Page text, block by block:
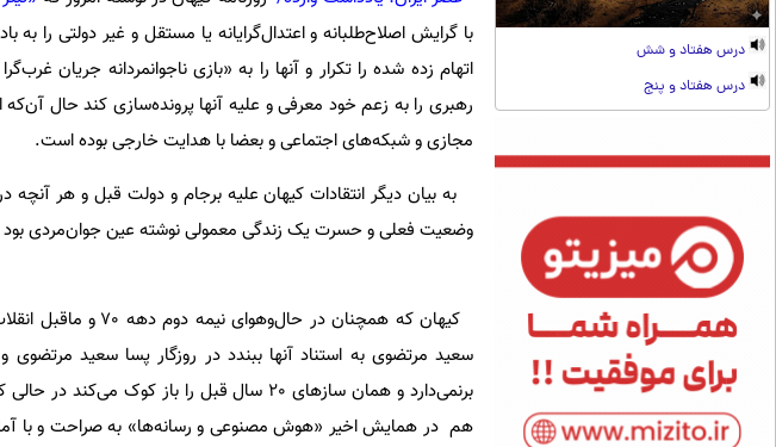
درس هفتاد و شش
درس هفتاد و پنج
با گرایش اصلاح‌طلبانه و اعتدال‌گرایانه یا مستقل و غیر دولتی را به
اتهام زده شده را تکرار و آنها را به «بازی ناجوانمردانه جریان
رهبری را به زعم خود معرفی و علیه آنها پرونده‌سازی کند حال
مجازی و شبکه‌های اجتماعی و بعضا با هدایت خارجی بوده است.
به بیان دیگر انتقادات کیهان علیه برجام و دولت قبل و هر
وضعیت فعلی و حسرت یک زندگی معمولی نوشته عین‌ جوان‌مردی بود
کیهان که همچنان در
سعید مرتضوی به استناد آنها ببندد در روزگار پسا سعید
برنمی‌دارد و همان سازهای 20 سال قبل را باز کوک می‌کند در حالی که
هم در همایش اخیر «هوش مصنوعی و رسانه‌ها» به صراحت و با